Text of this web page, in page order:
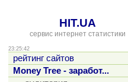
HIT.UA
сервис интернет статистики
23:25:42
рейтинг сайтов
Money Tree - заработ...